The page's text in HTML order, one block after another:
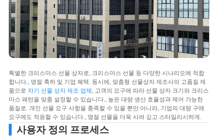
특별한 크리스마스 선물 상자로, 크리스마스 선물 등 다양한 시나리오에 적합
합니다., 명절 축하 및 기업 혜택. 동시에, 맞춤형 선물상자 제조사의 고품질 제
품으로 자기 선물 상자 제조 업체 , 고객의 요구에 따라 선물 상자 크기와 크리스
마스 패턴을 맞춤 설정할 수 있습니다., 높은 대량 생산 효율성과 제어 가능한
품질로. 개인 선물 요구 사항을 충족할 수 있을 뿐만 아니라, 기업의 대량 구매
요구에도 적응할 수 있습니다., 명절 선물을 더욱 사려 깊고 스타일리시하게.
사용자 정의 프로세스